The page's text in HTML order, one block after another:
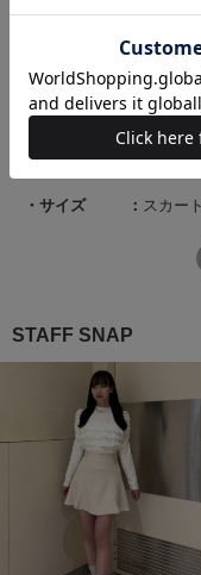
ブランド
原産国 中国
サイズ スカー
STAFF SNAP